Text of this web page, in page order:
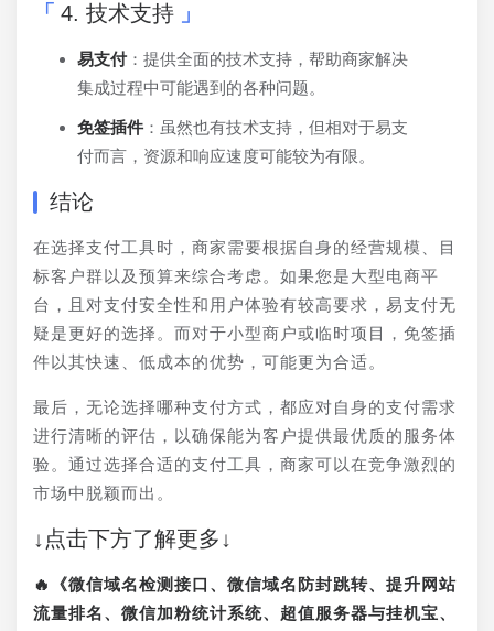
4. 技术支持
易支付：提供全面的技术支持，帮助商家解决
集成过程中可能遇到的各种问题。
免签插件 ：虽然也有技术支持，但相对于易支
付而言，资源和响应速度可能较为有限。
结论
在选择支付工具时，商家需要根据自身的经营规模、目
标客户群以及预算来综合考虑。如果您是大型电商平
台，且对支付安全性和用户体验有较高要求，易支付无
疑是更好的选择。而对于小型商户或临时项目，免签插
件以其快速、低成本的优势，可能更为合适。
最后，无论选择哪种支付方式，都应对自身的支付需求
进行清晰的评估，以确保能为客户提供最优质的服务体
验。通过选择合适的支付工具，商家可以在竞争激烈的
市场中脱颖而出。
↓点击下方了解更多↓
🔥《微信域名检测接口、微信域名防封跳转、提升网站
流量排名、微信加粉统计系统、超值服务器与挂机宝、